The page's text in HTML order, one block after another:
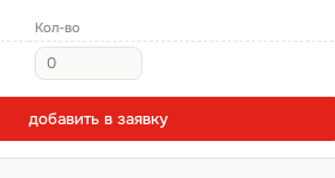
Кол-во
добавить в заявку